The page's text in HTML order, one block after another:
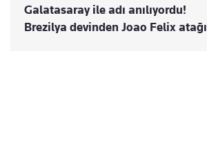
Galatasaray ile adı anılıyordu!
Brezilya devinden Joao Felix atağı